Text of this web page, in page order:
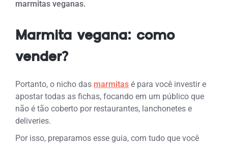
marmitas veganas.
Marmita vegana: como
vender?
Portanto, o nicho das marmitas é para você investir e
apostar todas as fichas, focando em um público que
não é tão coberto por restaurantes, lanchonetes e
deliveries.
Por isso, preparamos esse guia, com tudo que você